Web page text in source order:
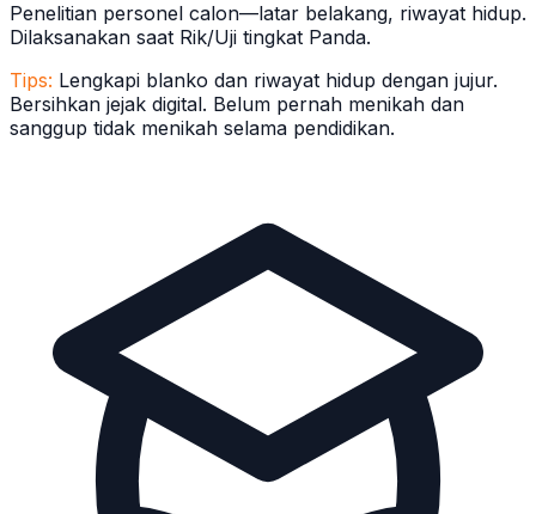
Penelitian personel calon—latar belakang, riwayat hidup.
Dilaksanakan saat Rik/Uji tingkat Panda.
Tips: Lengkapi blanko dan riwayat hidup dengan jujur.
Bersihkan jejak digital. Belum pernah menikah dan
sanggup tidak menikah selama pendidikan.